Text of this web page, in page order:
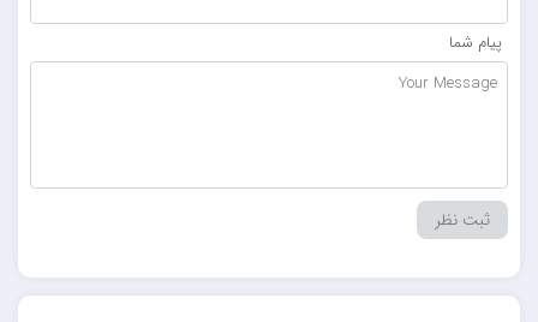
پیام شما